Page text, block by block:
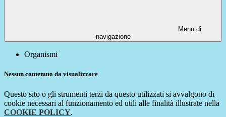
Menu di
navigazione
Organismi
Nessun contenuto da visualizzare
Questo sito o gli strumenti terzi da questo utilizzati si avvalgono di
cookie necessari al funzionamento ed utili alle finalità illustrate nella
COOKIE POLICY.